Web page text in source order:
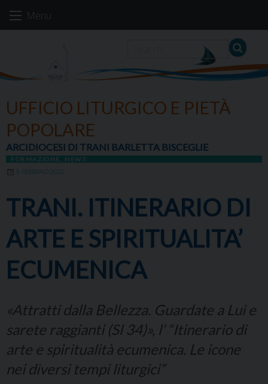
Menu
UFFICIO LITURGICO E PIETÀ
POPOLARE
ARCIDIOCESI DI TRANI BARLETTA BISCEGLIE
FORMAZIONE NEWS
9 FEBBRAIO 2022
TRANI. ITINERARIO DI
ARTE E SPIRITUALITA’
ECUMENICA
«Attratti dalla Bellezza. Guardate a Lui e
sarete raggianti (Sl 34)», l’ “Itinerario di
arte e spiritualità ecumenica. Le icone
nei diversi tempi liturgici”